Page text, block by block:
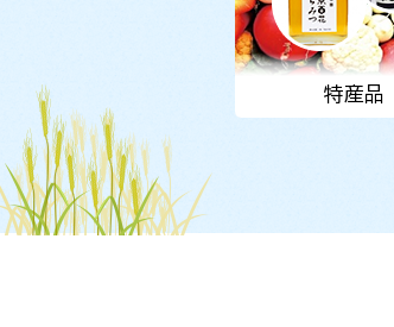
特産品